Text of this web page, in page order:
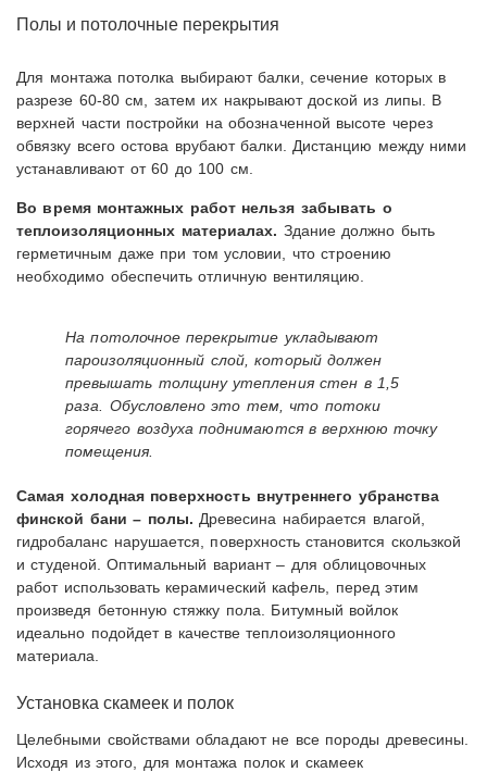
Полы и потолочные перекрытия
Для монтажа потолка выбирают балки, сечение которых в
разрезе 60-80 см, затем их накрывают доской из липы. В
верхней части постройки на обозначенной высоте через
обвязку всего остова врубают балки. Дистанцию между ними
устанавливают от 60 до 100 см.
Во время монтажных работ нельзя забывать о
теплоизоляционных материалах. Здание должно быть
герметичным даже при том условии, что строению
необходимо обеспечить отличную вентиляцию.
На потолочное перекрытие укладывают
пароизоляционный слой, который должен
превышать толщину утепления стен в 1,5
раза. Обусловлено это тем, что потоки
горячего воздуха поднимаются в верхнюю точку
помещения.
Самая холодная поверхность внутреннего убранства
финской бани – полы. Древесина набирается влагой,
гидробаланс нарушается, поверхность становится скользкой
и студеной. Оптимальный вариант – для облицовочных
работ использовать керамический кафель, перед этим
произведя бетонную стяжку пола. Битумный войлок
идеально подойдет в качестве теплоизоляционного
материала.
Установка скамеек и полок
Целебными свойствами обладают не все породы древесины.
Исходя из этого, для монтажа полок и скамеек